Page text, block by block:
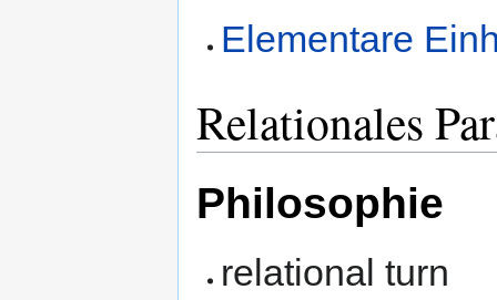
Elementare
Relationales
Philosophie
relational turn